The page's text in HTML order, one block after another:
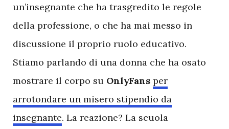
un’insegnante che ha trasgredito le regole
della professione, o che ha mai messo in
discussione il proprio ruolo educativo.
Stiamo parlando di una donna che ha osato
mostrare il corpo su OnlyFans per
arrotondare un misero stipendio da
insegnante. La reazione? La scuola